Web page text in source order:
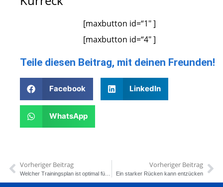
[maxbutton id=“1″ ]
[maxbutton id=“4″ ]
Teile diesen Beitrag, mit deinen Freunden!
Facebook LinkedIn
WhatsApp
Vorheriger Beitrag Vorheriger Beitrag
Ein starker Rücken kann entzücken